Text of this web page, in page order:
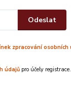
Žínka
všité
Odeslat
zpracování osobních
údajů pro účely registrace.